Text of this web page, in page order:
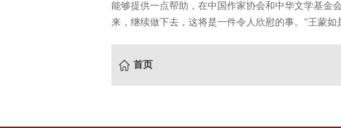
能够提供一点帮助，在中国作家协会和中华文学基金
来，继续做下去，这将是一件令人欣慰的事。”王蒙如
首页